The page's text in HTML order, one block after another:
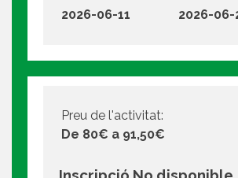
2026-06-11
2026-06-
Preu de l'activitat:
De 80€ a 91,50€